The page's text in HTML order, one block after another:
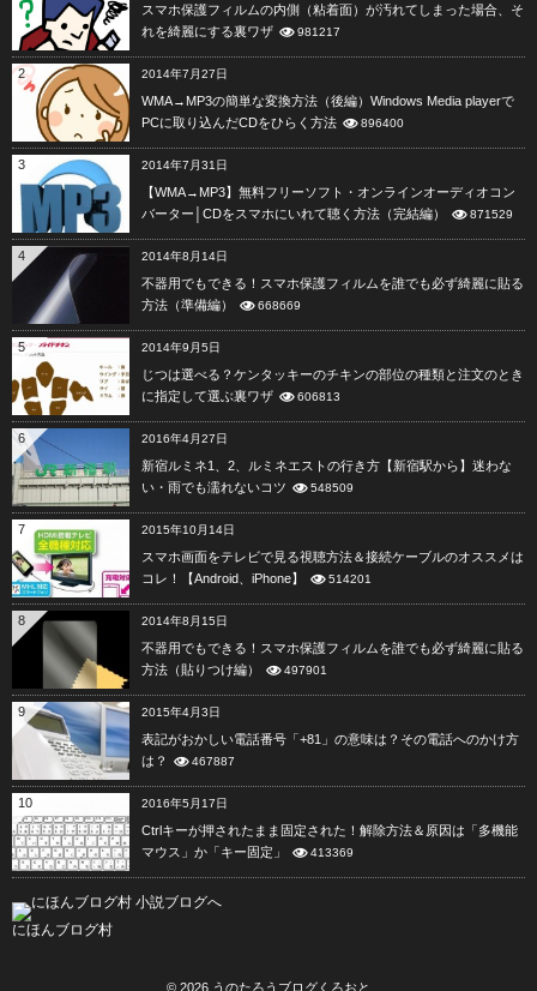
スマホ保護フィルムの内側（粘着面）が汚れてしまった場合、そ
れを綺麗にする裏ワザ
981217
2 2014年7月27日
WMA→MP3の簡単な変換方法（後編）Windows Media playerで
PCに取り込んだCDをひらく方法
896400
3 2014年7月31日
【WMA→MP3】無料フリーソフト・オンラインオーディオコン
バーター│CDをスマホにいれて聴く方法（完結編）
871529
4 2014年8月14日
不器用でもできる！スマホ保護フィルムを誰でも必ず綺麗に貼る
方法（準備編）
668669
5 2014年9月5日
じつは選べる？ケンタッキーのチキンの部位の種類と注文のとき
に指定して選ぶ裏ワザ
606813
6 2016年4月27日
新宿ルミネ1、2、ルミネエストの行き方【新宿駅から】迷わな
い・雨でも濡れないコツ
548509
7 2015年10月14日
スマホ画面をテレビで見る視聴方法＆接続ケーブルのオススメは
コレ！【Android、iPhone】
514201
8 2014年8月15日
不器用でもできる！スマホ保護フィルムを誰でも必ず綺麗に貼る
方法（貼りつけ編）
497901
9 2015年4月3日
表記がおかしい電話番号「+81」の意味は？その電話へのかけ方
は？
467887
10 2016年5月17日
Ctrlキーが押されたまま固定された！解除方法＆原因は「多機能
マウス」か「キー固定」
413369
にほんブログ村
© 2026 うのたろうブログくろおと